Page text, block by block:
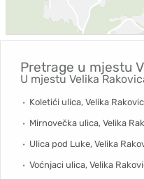
Pretrage u mjestu
U mjestu Velika
Koletići ulica, Velika
Mirnovečka ulica, Velika
Ulica pod Luke, Velika
Voćnjaci ulica, Velika